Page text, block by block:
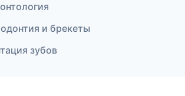
и брекеты
зубов